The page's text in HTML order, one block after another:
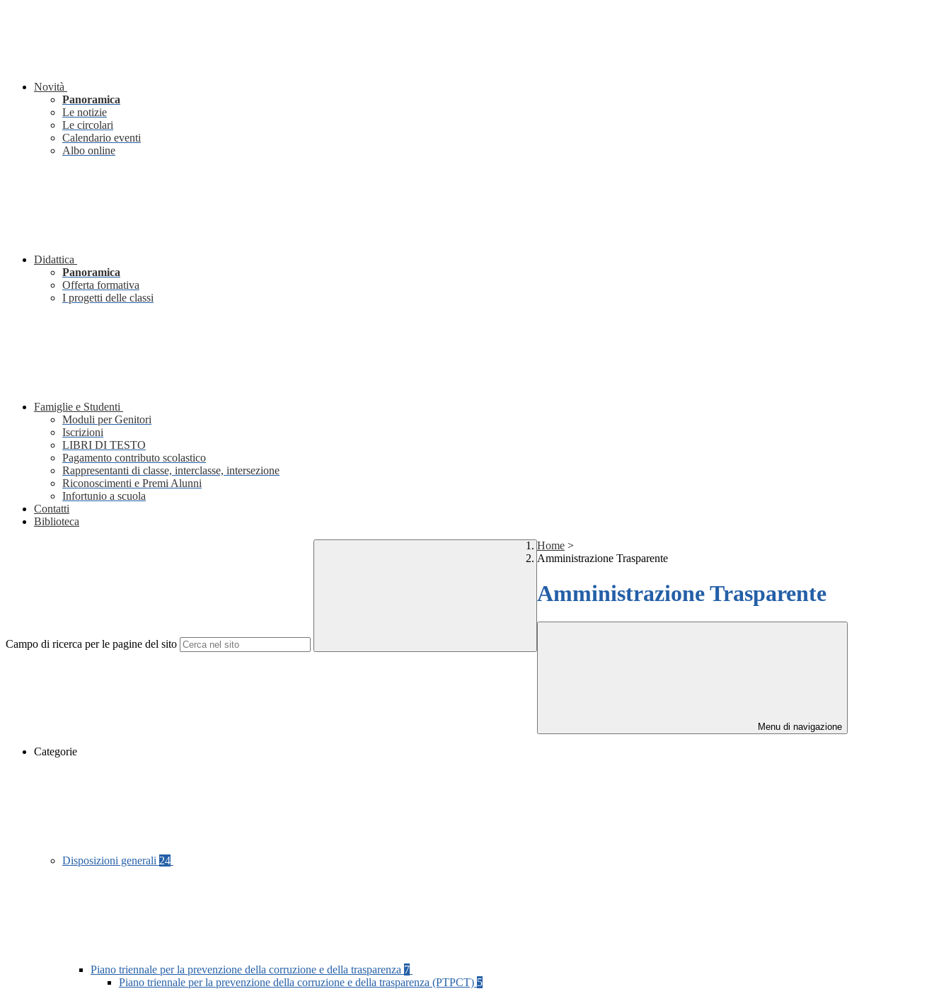
Novità
Panoramica
Le notizie
Le circolari
Calendario eventi
Albo online
Didattica
Panoramica
Offerta formativa
I progetti delle classi
Famiglie e Studenti
Moduli per Genitori
Iscrizioni
LIBRI DI TESTO
Pagamento contributo scolastico
Rappresentanti di classe, interclasse, intersezione
Riconoscimenti e Premi Alunni
Infortunio a scuola
Contatti
Biblioteca
Campo di ricerca per le pagine del sito
Home >
Amministrazione Trasparente
Amministrazione Trasparente
Menu di navigazione
Categorie
Disposizioni generali 24
Piano triennale per la prevenzione della corruzione e della trasparenza 7
Piano triennale per la prevenzione della corruzione e della trasparenza (PTPCT) 5